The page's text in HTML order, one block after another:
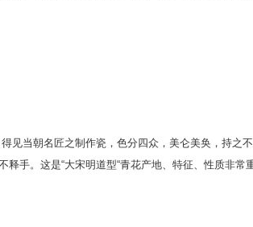
见当朝名匠之制作瓷，色分四众，美仑美奂，持之
手。这是“大宋明道型“青花产地、特征、性质非常